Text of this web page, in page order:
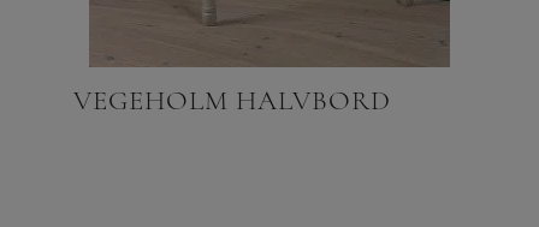
VEGEHOLM HALVBORD